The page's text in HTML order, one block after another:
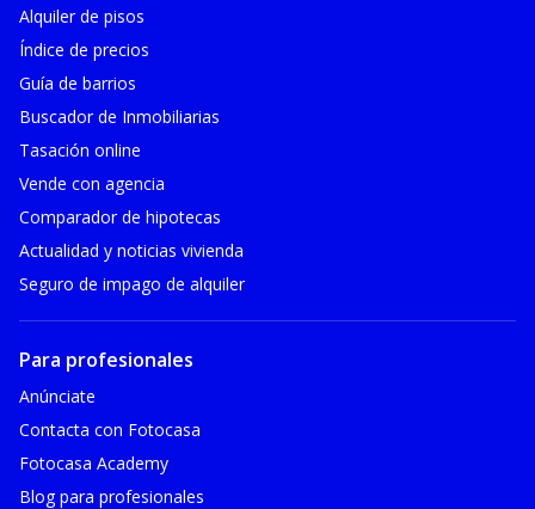
Alquiler de pisos
Índice de precios
Guía de barrios
Buscador de Inmobiliarias
Tasación online
Vende con agencia
Comparador de hipotecas
Actualidad y noticias vivienda
Seguro de impago de alquiler
Para profesionales
Anúnciate
Contacta con Fotocasa
Fotocasa Academy
Blog para profesionales